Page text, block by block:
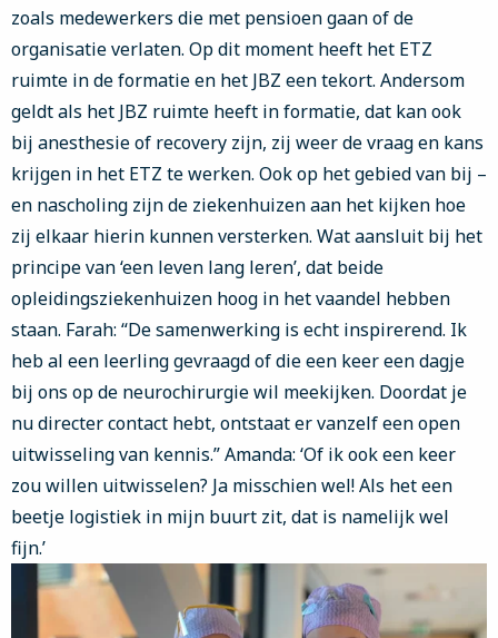
zoals medewerkers die met pensioen gaan of de
organisatie verlaten. Op dit moment heeft het ETZ
ruimte in de formatie en het JBZ een tekort. Andersom
geldt als het JBZ ruimte heeft in formatie, dat kan ook
bij anesthesie of recovery zijn, zij weer de vraag en kans
krijgen in het ETZ te werken. Ook op het gebied van bij –
en nascholing zijn de ziekenhuizen aan het kijken hoe
zij elkaar hierin kunnen versterken. Wat aansluit bij het
principe van ‘een leven lang leren’, dat beide
opleidingsziekenhuizen hoog in het vaandel hebben
staan. Farah: “De samenwerking is echt inspirerend. Ik
heb al een leerling gevraagd of die een keer een dagje
bij ons op de neurochirurgie wil meekijken. Doordat je
nu directer contact hebt, ontstaat er vanzelf een open
uitwisseling van kennis.” Amanda: ‘Of ik ook een keer
zou willen uitwisselen? Ja misschien wel! Als het een
beetje logistiek in mijn buurt zit, dat is namelijk wel
fijn.’